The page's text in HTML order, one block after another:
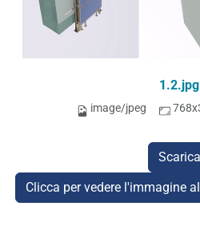
1.2.jpg
image/jpeg
Scarica
Clicca per vedere l'immagine